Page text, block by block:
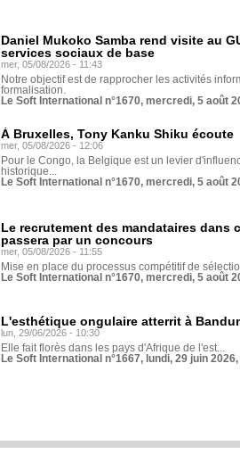
Daniel Mukoko Samba rend visite au
services sociaux de base
mer, 05/08/2026 - 11:43
Notre objectif est de rapprocher les activités
formalisation.
Le Soft International n°1670, mercredi, 5 août
À Bruxelles, Tony Kanku Shiku écoute
mer, 05/08/2026 - 12:06
Pour le Congo, la Belgique est un levier
historique...
Le Soft International n°1670, mercredi, 5 août
Le recrutement des mandataires dans
passera par un concours
mer, 05/08/2026 - 11:55
Mise en place du processus compétitif de
Le Soft International n°1670, mercredi, 5 août
L'esthétique ongulaire atterrit à
lun, 29/06/2026 - 10:30
Elle fait florès dans les pays d'Afrique de l'est...
Le Soft International n°1667, lundi, 29 juin